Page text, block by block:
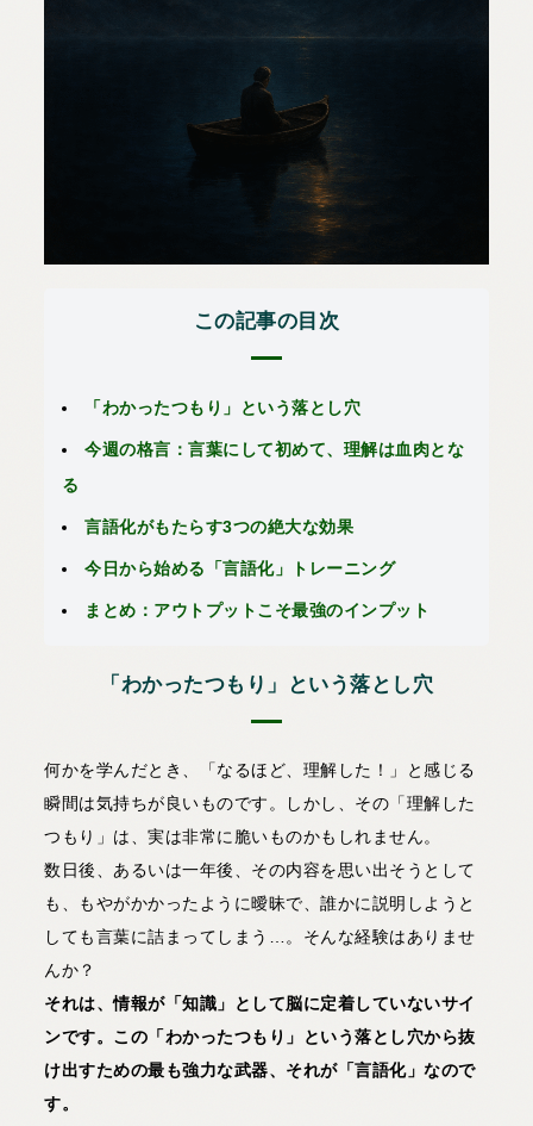
この記事の目次
「わかったつもり」という落とし穴
今週の格言：言葉にして初めて、理解は血肉とな
る
言語化がもたらす3つの絶大な効果
今日から始める「言語化」トレーニング
まとめ：アウトプットこそ最強のインプット
「わかったつもり」という落とし穴
何かを学んだとき、「なるほど、理解した！」と感じる
瞬間は気持ちが良いものです。しかし、その「理解した
つもり」は、実は非常に脆いものかもしれません。
数日後、あるいは一年後、その内容を思い出そうとして
も、もやがかかったように曖昧で、誰かに説明しようと
しても言葉に詰まってしまう…。そんな経験はありませ
んか？
それは、情報が「知識」として脳に定着していないサイ
ンです。この「わかったつもり」という落とし穴から抜
け出すための最も強力な武器、それが「言語化」なので
す。